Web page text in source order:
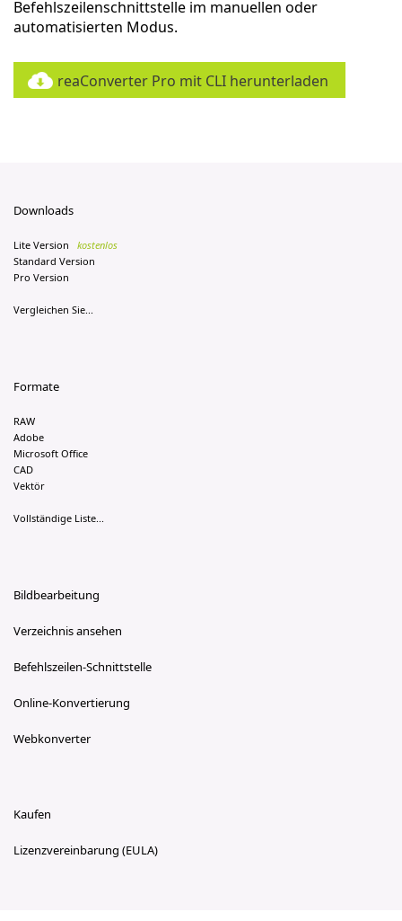
Befehlszeilenschnittstelle im manuellen oder
automatisierten Modus.
reaConverter Pro mit CLI herunterladen
Downloads
Lite Version
kostenlos
Standard Version
Pro Version
Vergleichen Sie...
Formate
RAW
Adobe
Microsoft Office
CAD
Vektör
Vollständige Liste...
Bildbearbeitung
Verzeichnis ansehen
Befehlszeilen-Schnittstelle
Online-Konvertierung
Webkonverter
Kaufen
Lizenzvereinbarung (EULA)